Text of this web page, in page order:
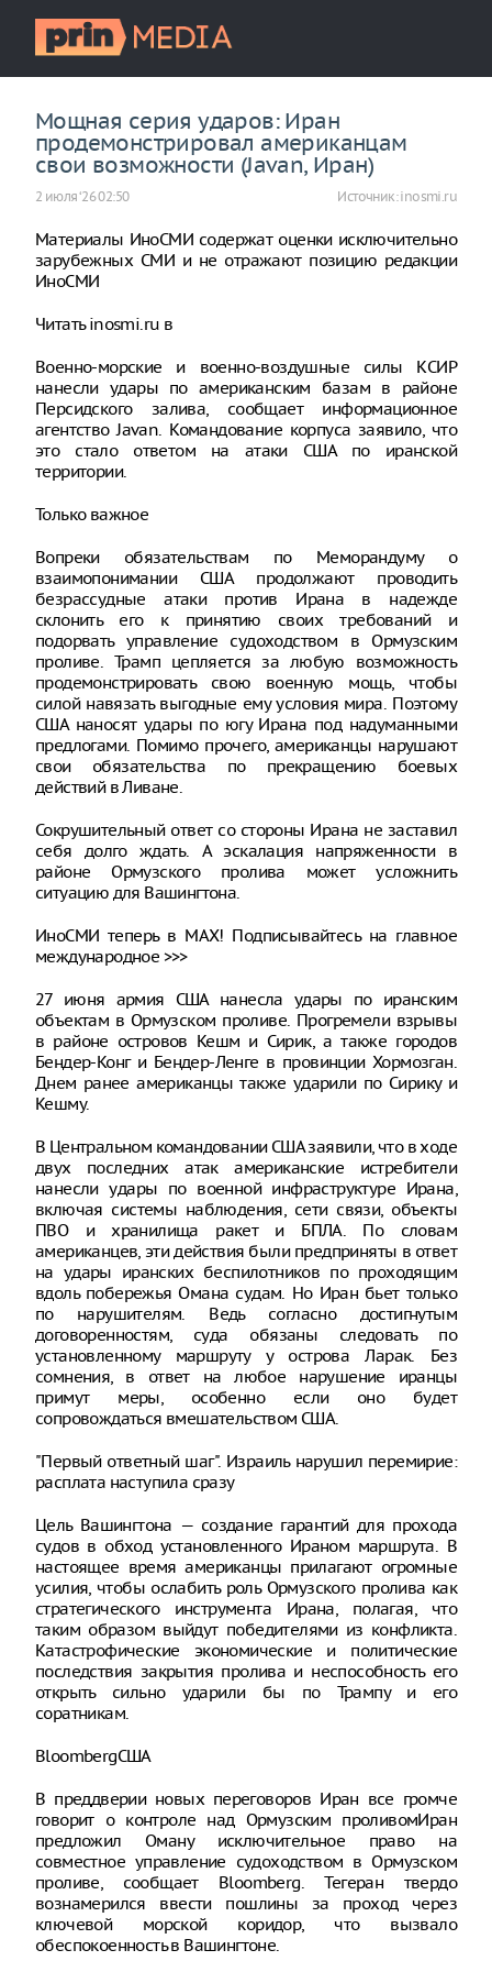
Мощная серия ударов: Иран
продемонстрировал американцам
свои возможности (Javan, Иран)
2 июля ‘26 02:50 Источник:inosmi.ru
Материалы ИноСМИ содержат оценки исключительно
зарубежных СМИ и не отражают позицию редакции
ИноСМИ
Читать inosmi.ru в
Военно-морские и военно-воздушные силы КСИР
нанесли удары по американским базам в районе
Персидского залива, сообщает информационное
агентство Javan. Командование корпуса заявило, что
это стало ответом на атаки США по иранской
территории.
Только важное
Вопреки обязательствам по Меморандуму о
взаимопонимании США продолжают проводить
безрассудные атаки против Ирана в надежде
склонить его к принятию своих требований и
подорвать управление судоходством в Ормузским
проливе. Трамп цепляется за любую возможность
продемонстрировать свою военную мощь, чтобы
силой навязать выгодные ему условия мира. Поэтому
США наносят удары по югу Ирана под надуманными
предлогами. Помимо прочего, американцы нарушают
свои обязательства по прекращению боевых
действий в Ливане.
Сокрушительный ответ со стороны Ирана не заставил
себя долго ждать. А эскалация напряженности в
районе Ормузского пролива может усложнить
ситуацию для Вашингтона.
ИноСМИ теперь в MAX! Подписывайтесь на главное
международное >>>
27 июня армия США нанесла удары по иранским
объектам в Ормузском проливе. Прогремели взрывы
в районе островов Кешм и Сирик, а также городов
Бендер-Конг и Бендер-Ленге в провинции Хормозган.
Днем ранее американцы также ударили по Сирику и
Кешму.
В Центральном командовании США заявили, что в ходе
двух последних атак американские истребители
нанесли удары по военной инфраструктуре Ирана,
включая системы наблюдения, сети связи, объекты
ПВО и хранилища ракет и БПЛА. По словам
американцев, эти действия были предприняты в ответ
на удары иранских беспилотников по проходящим
вдоль побережья Омана судам. Но Иран бьет только
по нарушителям. Ведь согласно достигнутым
договоренностям, суда обязаны следовать по
установленному маршруту у острова Ларак. Без
сомнения, в ответ на любое нарушение иранцы
примут меры, особенно если оно будет
сопровождаться вмешательством США.
"Первый ответный шаг". Израиль нарушил перемирие:
расплата наступила сразу
Цель Вашингтона — создание гарантий для прохода
судов в обход установленного Ираном маршрута. В
настоящее время американцы прилагают огромные
усилия, чтобы ослабить роль Ормузского пролива как
стратегического инструмента Ирана, полагая, что
таким образом выйдут победителями из конфликта.
Катастрофические экономические и политические
последствия закрытия пролива и неспособность его
открыть сильно ударили бы по Трампу и его
соратникам.
BloombergСША
В преддверии новых переговоров Иран все громче
говорит о контроле над Ормузским проливомИран
предложил Оману исключительное право на
совместное управление судоходством в Ормузском
проливе, сообщает Bloomberg. Тегеран твердо
вознамерился ввести пошлины за проход через
ключевой морской коридор, что вызвало
обеспокоенность в Вашингтоне.